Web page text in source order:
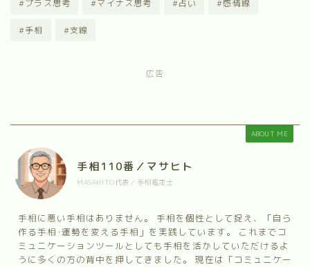
#プラス思考 #マイナス思考 #占い #感情線
#手相 #支線
広告
ABOUT ME
手相110番／マサヒト
MASAHITO代表／手相鑑定士
手相に悪い手相はありません。 手相を個性として捉え、「自ら
作る手相･運勢を変える手相」を実践しています。 これまでコ
ミュニケーションツールとしても手相を活かしていただけるよ
うに多くの方の背中を押してきました。 現在は「コミュニケー